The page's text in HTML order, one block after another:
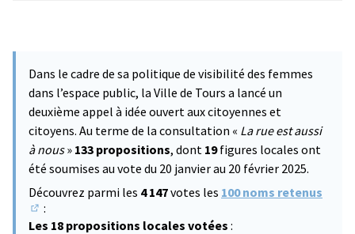
Dans le cadre de sa politique de visibilité des femmes
dans l’espace public, la Ville de Tours a lancé un
deuxième appel à idée ouvert aux citoyennes et
citoyens. Au terme de la consultation « La rue est aussi
à nous» 133 propositions, dont 19figures locales ont
été soumises au vote du 20 janvier au 20 février 2025.
Découvrez parmi les 4 147votes les 100 noms retenus
(S'ouvre dans un nouvel onglet)
:
Les 18 propositions locales votées :